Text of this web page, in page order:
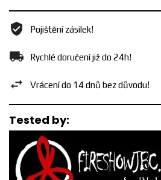
Pojištění zásilek!
Rychlé doručení již do 24h!
Vrácení do 14 dnů bez důvodu!
Tested by: